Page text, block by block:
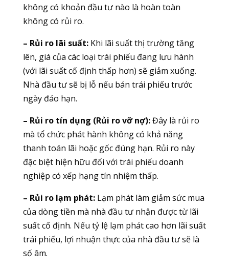
không có khoản đầu tư nào là hoàn toàn
không có rủi ro.
– Rủi ro lãi suất:Khi lãi suất thị trường tăng
lên, giá của các loại trái phiếu đang lưu hành
(với lãi suất cố định thấp hơn) sẽ giảm xuống.
Nhà đầu tư sẽ bị lỗ nếu bán trái phiếu trước
ngày đáo hạn.
– Rủi ro tín dụng (Rủi ro vỡ nợ):Đây là rủi ro
mà tổ chức phát hành không có khả năng
thanh toán lãi hoặc gốc đúng hạn. Rủi ro này
đặc biệt hiện hữu đối với trái phiếu doanh
nghiệp có xếp hạng tín nhiệm thấp.
– Rủi ro lạm phát:Lạm phát làm giảm sức mua
của dòng tiền mà nhà đầu tư nhận được từ lãi
suất cố định. Nếu tỷ lệ lạm phát cao hơn lãi suất
trái phiếu, lợi nhuận thực của nhà đầu tư sẽ là
số âm.